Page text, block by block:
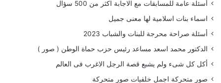
أسئلة عامة للمسابقات مع الاجابة اكثر من 500 سؤال
اسماء بنات اسلامية لها معنى جميل
أسئلة صراحة محرجة للبنات والشباب 2023
الدكتور محمد اسعد مساعد رئيس حزب حماة الوطن ( صور )
أكل كل شىء ولم يشبع قصة الرجل الاغرب فى العالم
صور متحركة اجمل خلفيات صور متحركة